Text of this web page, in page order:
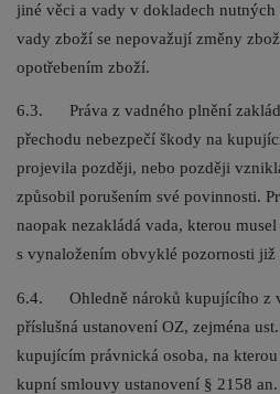
jiné věci a vady v dokladech
vady zboží se nepovažují změny
opotřebením zboží.
6.3. Práva z vadného plnění
přechodu nebezpečí škody na
projevila později, nebo později
způsobil porušením své povinnosti.
naopak nezakládá vada, kterou
s vynaložením obvyklé pozornosti
6.4. Ohledně nároků kupujícího z
příslušná ustanovení OZ, zejména
kupujícím právnická osoba, na
kupní smlouvy ustanovení § 2158